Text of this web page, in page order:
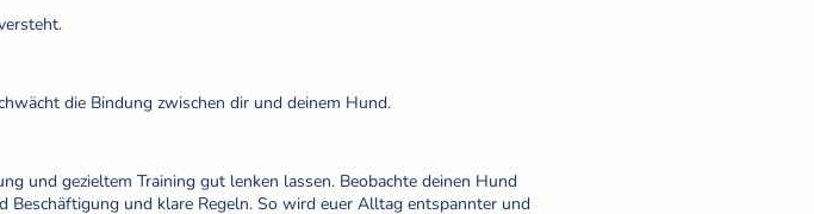
die Bindung zwischen dir und deinem Hund.
und gezieltem Training gut lenken lassen. Beobachte deinen Hund
Beschäftigung und klare Regeln. So wird euer Alltag entspannter und